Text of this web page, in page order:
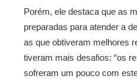
Porém, ele destaca que as
preparadas para atender a
as que obtiveram melhores
tiveram mais desafios: “os
sofreram um pouco com